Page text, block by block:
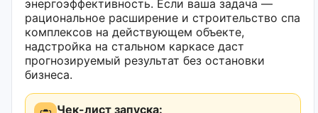
энергоэффективность. Если ваша задача —
рациональное расширение и строительство спа
комплексов на действующем объекте,
надстройка на стальном каркасе даст
прогнозируемый результат без остановки
бизнеса.
Чек-лист запуска: